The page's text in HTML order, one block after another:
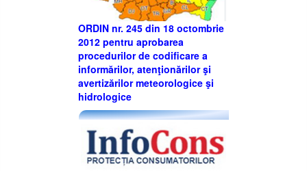
ORDIN nr. 245 din 18 octombrie
2012 pentru aprobarea
procedurilor de codificare a
informărilor, atenţionărilor şi
avertizărilor meteorologice şi
hidrologice